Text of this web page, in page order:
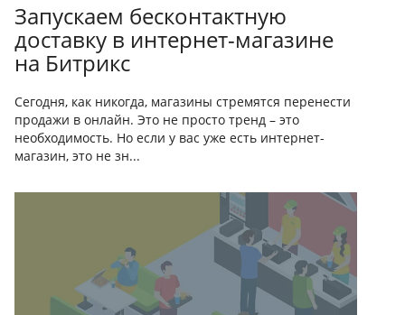
Запускаем бесконтактную
доставку в интернет-магазине
на Битрикс
Сегодня, как никогда, магазины стремятся перенести
продажи в онлайн. Это не просто тренд – это
необходимость. Но если у вас уже есть интернет-
магазин, это не зн...